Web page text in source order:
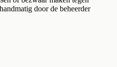
door de beheerder